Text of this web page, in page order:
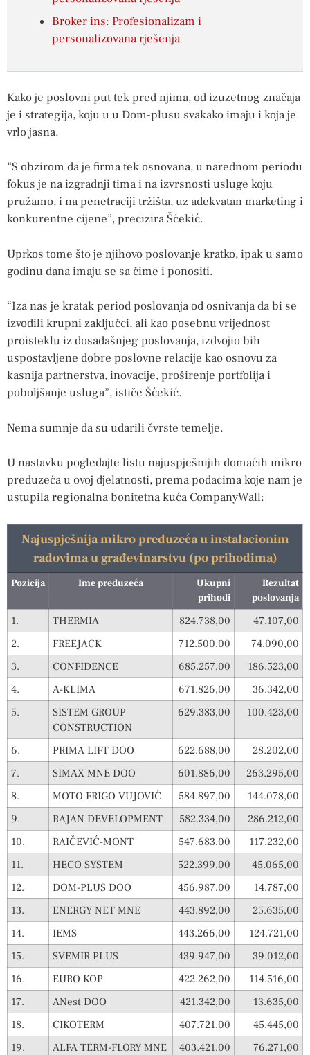
Broker ins: Profesionalizam i
personalizovana rješenja
Kako je poslovni put tek pred njima, od izuzetnog značaja
je i strategija, koju u u Dom-plusu svakako imaju i koja je
vrlo jasna.
“S obzirom da je firma tek osnovana, u narednom periodu
fokus je na izgradnji tima i na izvrsnosti usluge koju
pružamo, i na penetraciji tržišta, uz adekvatan marketing i
konkurentne cijene”, precizira Šćekić.
Uprkos tome što je njihovo poslovanje kratko, ipak u samo
godinu dana imaju se sa čime i ponositi.
“Iza nas je kratak period poslovanja od osnivanja da bi se
izvodili krupni zaključci, ali kao posebnu vrijednost
proisteklu iz dosadašnjeg poslovanja, izdvojio bih
uspostavljene dobre poslovne relacije kao osnovu za
kasnija partnerstva, inovacije, proširenje portfolija i
poboljšanje usluga”, ističe Šćekić.
Nema sumnje da su udarili čvrste temelje.
U nastavku pogledajte listu najuspješnijih domaćih mikro
preduzeća u ovoj djelatnosti, prema podacima koje nam je
ustupila regionalna bonitetna kuća CompanyWall:
Najuspješnija mikro preduzeća u instalacionim
radovima u građevinarstvu (po prihodima)
Pozicija Ime preduzeća
Ukupni
prihodi
Rezultat
poslovanja
1. THERMIA 824.738,00
47.107,00
2.
FREEJACK 712.500,00
74.090,00
3.
CONFIDENCE 685.257,00
186.523,00
4.
A-KLIMA 671.826,00
36.342,00
5.
SISTEM GROUP
CONSTRUCTION
629.383,00 100.423,00
6. PRIMA LIFT DOO 622.688,00
28.202,00
7.
SIMAX MNE DOO 601.886,00
263.295,00
8.
MOTO FRIGO VUJOVIĆ 584.897,00
144.078,00
9.
RAJAN DEVELOPMENT 582.334,00
286.212,00
10.
RAIČEVIĆ-MONT 547.683,00
117.232,00
11.
HECO SYSTEM 522.399,00
45.065,00
12.
DOM-PLUS DOO 456.987,00
14.787,00
13.
ENERGY NET MNE 443.892,00
25.635,00
14.
IEMS 443.266,00
124.721,00
15.
SVEMIR PLUS 439.947,00
39.012,00
16.
EURO KOP 422.262,00
114.516,00
17.
ANest DOO 421.342,00
13.635,00
18.
CIKOTERM 407.721,00
45.445,00
19.
ALFA TERM-FLORY MNE 403.421,00
76.271,00